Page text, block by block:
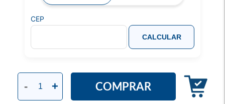
- + COMPRAR
CEP
CALCULAR